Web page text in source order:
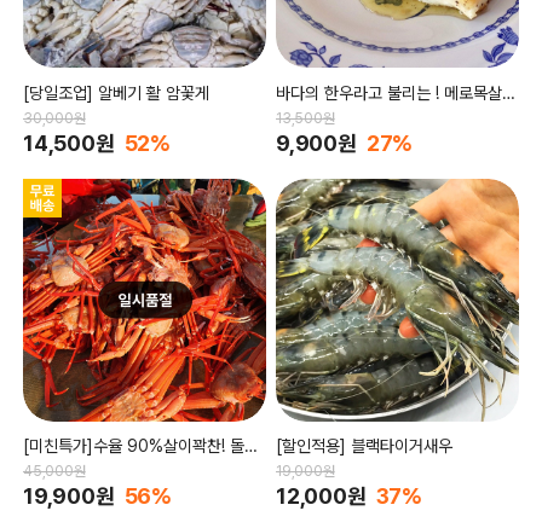
[당일조업] 알베기 활 암꽃게
30,000원
14,500원 52%
바다의 한우라고 불리는 ! 메로목살 2
00g
13,500원
9,900원 27%
[미친특가]수율 90%살이꽉찬! 돌덩
이홍게 4kg
45,000원
19,900원 56%
[할인적용] 블랙타이거새우
19,000원
12,000원 37%